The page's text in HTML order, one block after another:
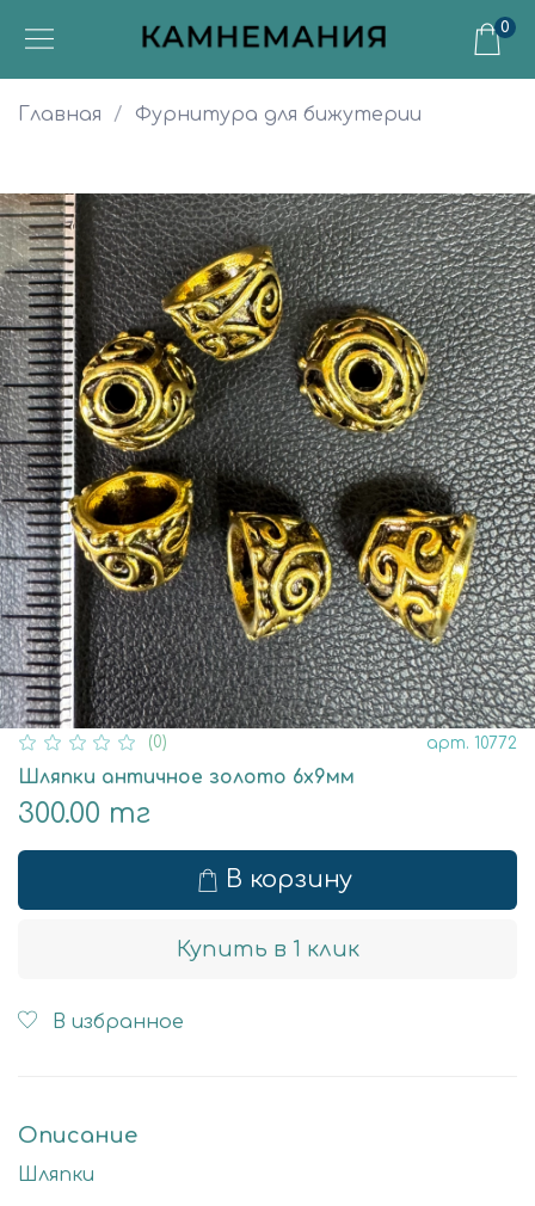
0
Главная Фурнитура для бижутерии
(0) арт. 10772
Шляпки античное золото 6х9мм
300.00 тг
В корзину
Купить в 1 клик
В избранное
Описание
Шляпки